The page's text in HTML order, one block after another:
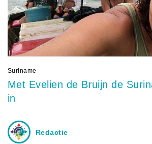
Suriname
Met Evelien de Bruijn de
in
Redactie